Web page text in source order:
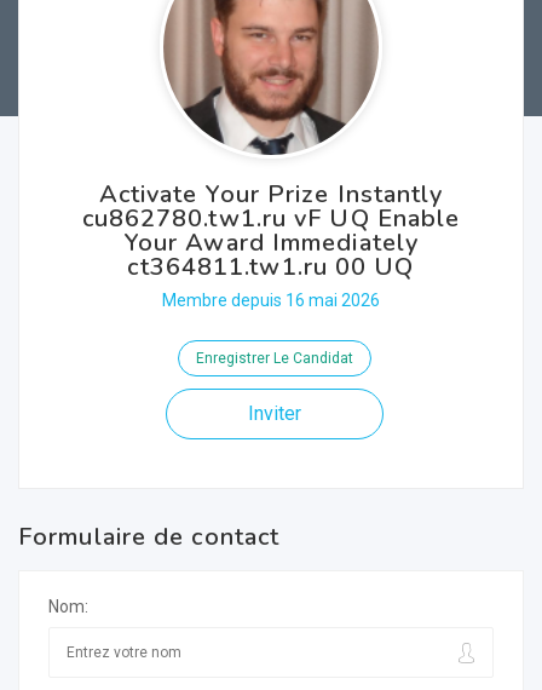
Activate Your Prize Instantly
cu862780.tw1.ru vF UQ Enable
Your Award Immediately
ct364811.tw1.ru 00 UQ
Membre depuis 16 mai 2026
Enregistrer Le Candidat
Inviter
Formulaire de contact
Nom: